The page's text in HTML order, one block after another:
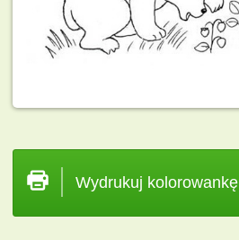
Wydrukuj kolorowankę